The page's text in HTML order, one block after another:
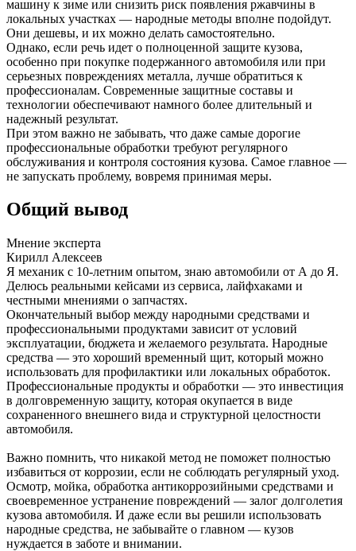
машину к зиме или снизить риск появления ржавчины в
локальных участках — народные методы вполне подойдут.
Они дешевы, и их можно делать самостоятельно.
Однако, если речь идет о полноценной защите кузова,
особенно при покупке подержанного автомобиля или при
серьезных повреждениях металла, лучше обратиться к
профессионалам. Современные защитные составы и
технологии обеспечивают намного более длительный и
надежный результат.
При этом важно не забывать, что даже самые дорогие
профессиональные обработки требуют регулярного
обслуживания и контроля состояния кузова. Самое главное —
не запускать проблему, вовремя принимая меры.
Общий вывод
Мнение эксперта
Кирилл Алексеев
Я механик с 10-летним опытом, знаю автомобили от А до Я.
Делюсь реальными кейсами из сервиса, лайфхаками и
честными мнениями о запчастях.
Окончательный выбор между народными средствами и
профессиональными продуктами зависит от условий
эксплуатации, бюджета и желаемого результата. Народные
средства — это хороший временный щит, который можно
использовать для профилактики или локальных обработок.
Профессиональные продукты и обработки — это инвестиция
в долговременную защиту, которая окупается в виде
сохраненного внешнего вида и структурной целостности
автомобиля.
Важно помнить, что никакой метод не поможет полностью
избавиться от коррозии, если не соблюдать регулярный уход.
Осмотр, мойка, обработка антикоррозийными средствами и
своевременное устранение повреждений — залог долголетия
кузова автомобиля. И даже если вы решили использовать
народные средства, не забывайте о главном — кузов
нуждается в заботе и внимании.